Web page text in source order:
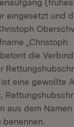
eingesetzt und
„Christoph
die
eine gewollte
aus dem Namen